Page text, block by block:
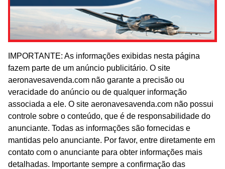
IMPORTANTE: As informações exibidas nesta página
fazem parte de um anúncio publicitário. O site
aeronavesavenda.com não garante a precisão ou
veracidade do anúncio ou de qualquer informação
associada a ele. O site aeronavesavenda.com não possui
controle sobre o conteúdo, que é de responsabilidade do
anunciante. Todas as informações são fornecidas e
mantidas pelo anunciante. Por favor, entre diretamente em
contato com o anunciante para obter informações mais
detalhadas. Importante sempre a confirmação das